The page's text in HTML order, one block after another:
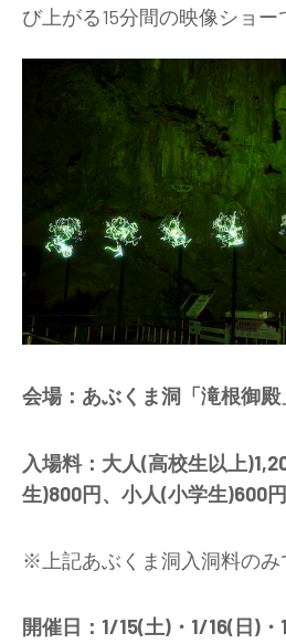
び上がる15分間の映像ショー
会場：あぶくま洞「滝根御殿
入場料：大人(高校生以上
生)800円、小人(小学生)600
※上記あぶくま洞入洞料のみ
開催日：1/15(土)・1/16(日)